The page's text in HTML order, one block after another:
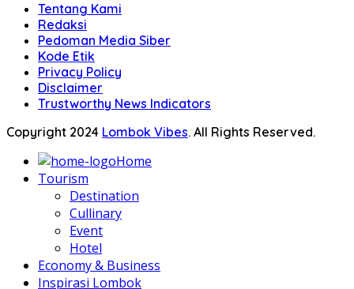
Tentang Kami
Redaksi
Pedoman Media Siber
Kode Etik
Privacy Policy
Disclaimer
Trustworthy News Indicators
Copyright 2024 Lombok Vibes. All Rights Reserved.
Home
Tourism
Destination
Cullinary
Event
Hotel
Economy & Business
Inspirasi Lombok